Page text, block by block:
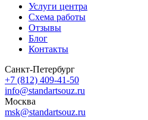
Услуги центра
Схема работы
Отзывы
Блог
Контакты
Санкт-Петербург
+7 (812) 409-41-50
info@standartsouz.ru
Москва
msk@standartsouz.ru